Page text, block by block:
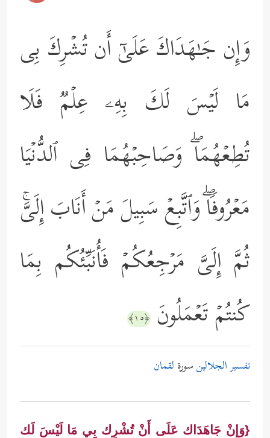
وَإِن جَـٰهَدَاكَ عَلَىٰۤ أَن تُشۡرِكَ بِی
مَا لَیۡسَ لَكَ بِهِۦ عِلۡمࣱ فَلَا
تُطِعۡهُمَاۖ وَصَاحِبۡهُمَا فِی ٱلدُّنۡیَا
مَعۡرُوفࣰاۖ وَٱتَّبِعۡ سَبِیلَ مَنۡ أَنَابَ إِلَیَّۚ
ثُمَّ إِلَیَّ مَرۡجِعُكُمۡ فَأُنَبِّئُكُم بِمَا
كُنتُمۡ تَعۡمَلُونَ ﴿١٥﴾
تفسير الجلالينسورة لقمان
{وَإِنْ جَاهَدَاك عَلَى أَنْ تُشْرِك بِي مَا لَيْسَ لَك